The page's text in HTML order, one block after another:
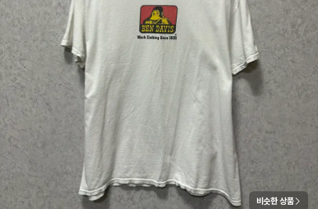
비슷한 상품